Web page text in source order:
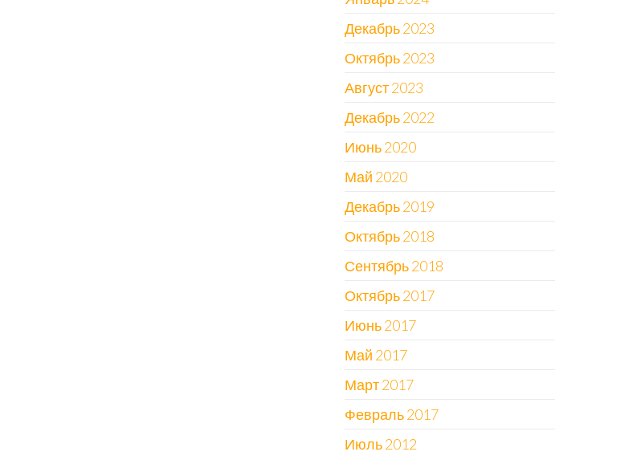
Декабрь 2023
Октябрь 2023
Август 2023
Декабрь 2022
Июнь 2020
Май 2020
Декабрь 2019
Октябрь 2018
Сентябрь 2018
Октябрь 2017
Июнь 2017
Май 2017
Март 2017
Февраль 2017
Июль 2012